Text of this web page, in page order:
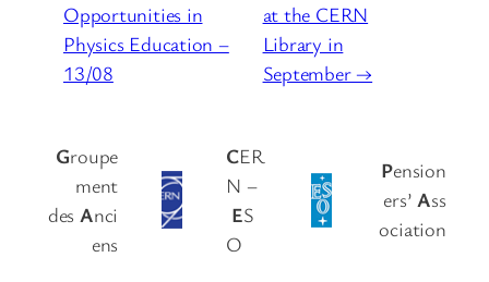
Opportunities in
Physics Education –
13/08
at the CERN
Library in
September →
Groupe
ment
des Anci
ens
CER
N –
ES
O
Pension
ers’Ass
ociation